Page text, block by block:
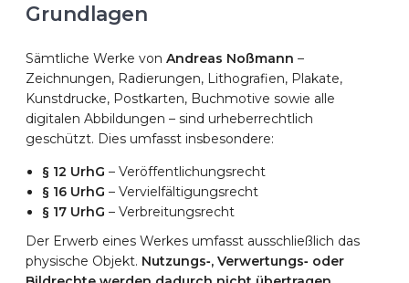
Grundlagen
Sämtliche Werke von Andreas Noßmann –
Zeichnungen, Radierungen, Lithografien, Plakate,
Kunstdrucke, Postkarten, Buchmotive sowie alle
digitalen Abbildungen – sind urheberrechtlich
geschützt. Dies umfasst insbesondere:
§ 12 UrhG – Veröffentlichungsrecht
§ 16 UrhG – Vervielfältigungsrecht
§ 17 UrhG – Verbreitungsrecht
Der Erwerb eines Werkes umfasst ausschließlich das
physische Objekt. Nutzungs‑, Verwertungs‑ oder